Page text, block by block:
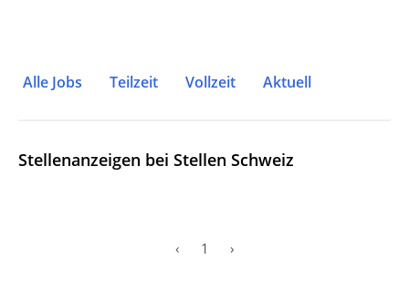
Alle Jobs Teilzeit Vollzeit Aktuell
Stellenanzeigen bei Stellen Schweiz
‹ 1 ›